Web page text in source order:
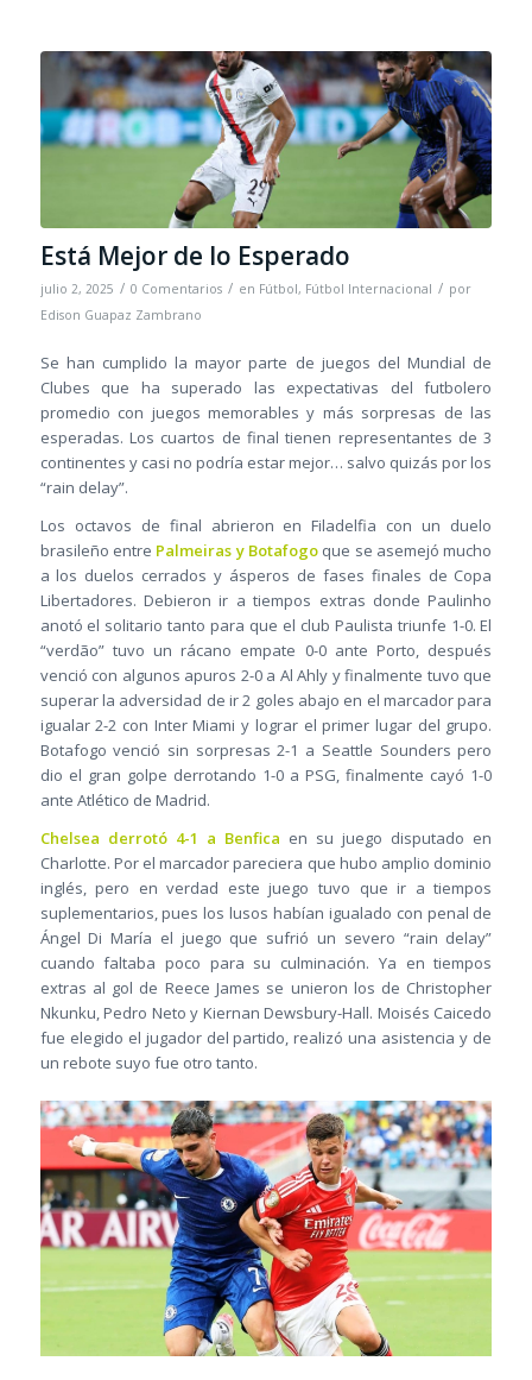
Está Mejor de lo Esperado
julio 2, 2025 / 0 Comentarios / en Fútbol, Fútbol Internacional / por
Edison Guapaz Zambrano
Se han cumplido la mayor parte de juegos del Mundial de
Clubes que ha superado las expectativas del futbolero
promedio con juegos memorables y más sorpresas de las
esperadas. Los cuartos de final tienen representantes de 3
continentes y casi no podría estar mejor… salvo quizás por los
“rain delay”.
Los octavos de final abrieron en Filadelfia con un duelo
brasileño entre Palmeiras y Botafogo que se asemejó mucho
a los duelos cerrados y ásperos de fases finales de Copa
Libertadores. Debieron ir a tiempos extras donde Paulinho
anotó el solitario tanto para que el club Paulista triunfe 1-0. El
“verdão” tuvo un rácano empate 0-0 ante Porto, después
venció con algunos apuros 2-0 a Al Ahly y finalmente tuvo que
superar la adversidad de ir 2 goles abajo en el marcador para
igualar 2-2 con Inter Miami y lograr el primer lugar del grupo.
Botafogo venció sin sorpresas 2-1 a Seattle Sounders pero
dio el gran golpe derrotando 1-0 a PSG, finalmente cayó 1-0
ante Atlético de Madrid.
Chelsea derrotó 4-1 a Benfica en su juego disputado en
Charlotte. Por el marcador pareciera que hubo amplio dominio
inglés, pero en verdad este juego tuvo que ir a tiempos
suplementarios, pues los lusos habían igualado con penal de
Ángel Di María el juego que sufrió un severo “rain delay”
cuando faltaba poco para su culminación. Ya en tiempos
extras al gol de Reece James se unieron los de Christopher
Nkunku, Pedro Neto y Kiernan Dewsbury-Hall. Moisés Caicedo
fue elegido el jugador del partido, realizó una asistencia y de
un rebote suyo fue otro tanto.